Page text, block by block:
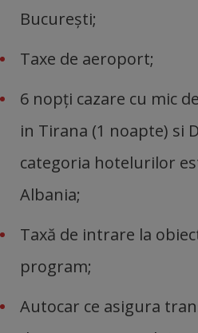
Bucureşti;
Taxe de aeroport;
6 nopţi cazare cu mic
in Tirana (1 noapte) si
categoria hotelurilor
Albania;
Taxă de intrare la
program;
Autocar ce asigura